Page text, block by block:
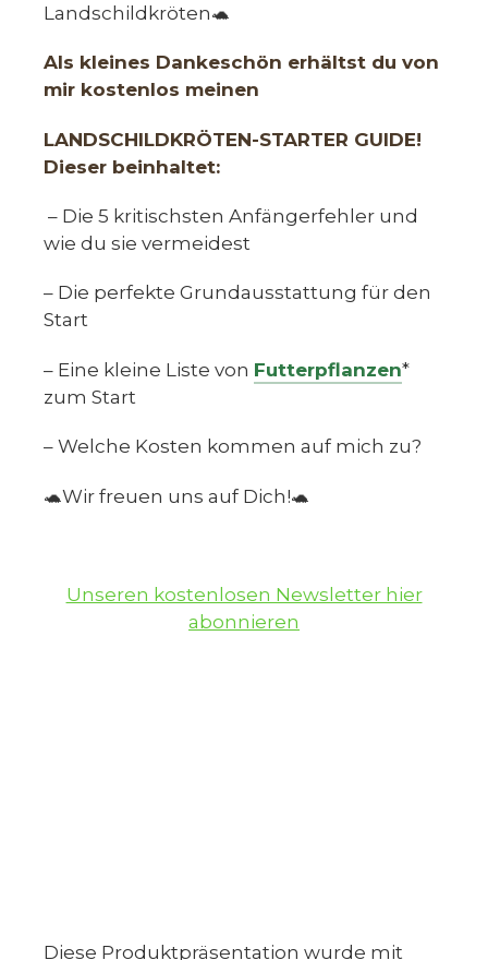
Landschildkröten🐢
Als kleines Dankeschön erhältst du von
mir kostenlos meinen
LANDSCHILDKRÖTEN-STARTER GUIDE!
Dieser beinhaltet:
– Die 5 kritischsten Anfängerfehler und
wie du sie vermeidest
– Die perfekte Grundausstattung für den
Start
– Eine kleine Liste von Futterpflanzen*
zum Start
– Welche Kosten kommen auf mich zu?
🐢Wir freuen uns auf Dich!🐢
Unseren kostenlosen Newsletter hier
abonnieren
Diese Produktpräsentation wurde mit